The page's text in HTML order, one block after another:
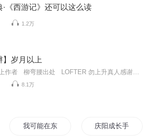
·《西游记》还可以这么读
1.2万
】岁月以上
8.1万
我可能在东京当了个假班长庆阳成长手札